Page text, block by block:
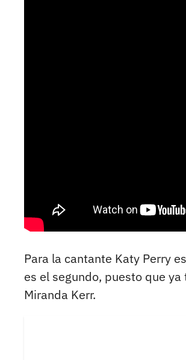
Para la cantante Katy Perry
es el segundo, puesto que
Miranda Kerr.